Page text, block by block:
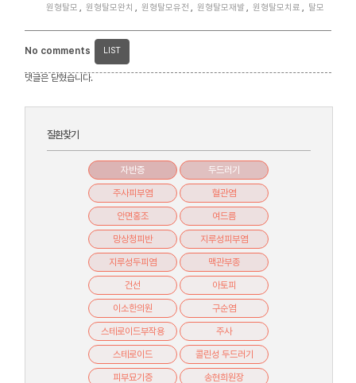
원형탈모 , 원형탈모완치 , 원형탈모유전 , 원형탈모재발, 원형탈모치료 , 탈모
No comments LIST
댓글은 닫혔습니다.
질환찾기
자반증 두드러기
주사피부염 혈관염
안면홍조 여드름
망상청피반 지루성피부염
지루성두피염 맥관부종
건선 아토피
이소한의원 구순염
스테로이드부작용 주사
스테로이드 콜린성 두드러기
피부묘기증 송현희원장